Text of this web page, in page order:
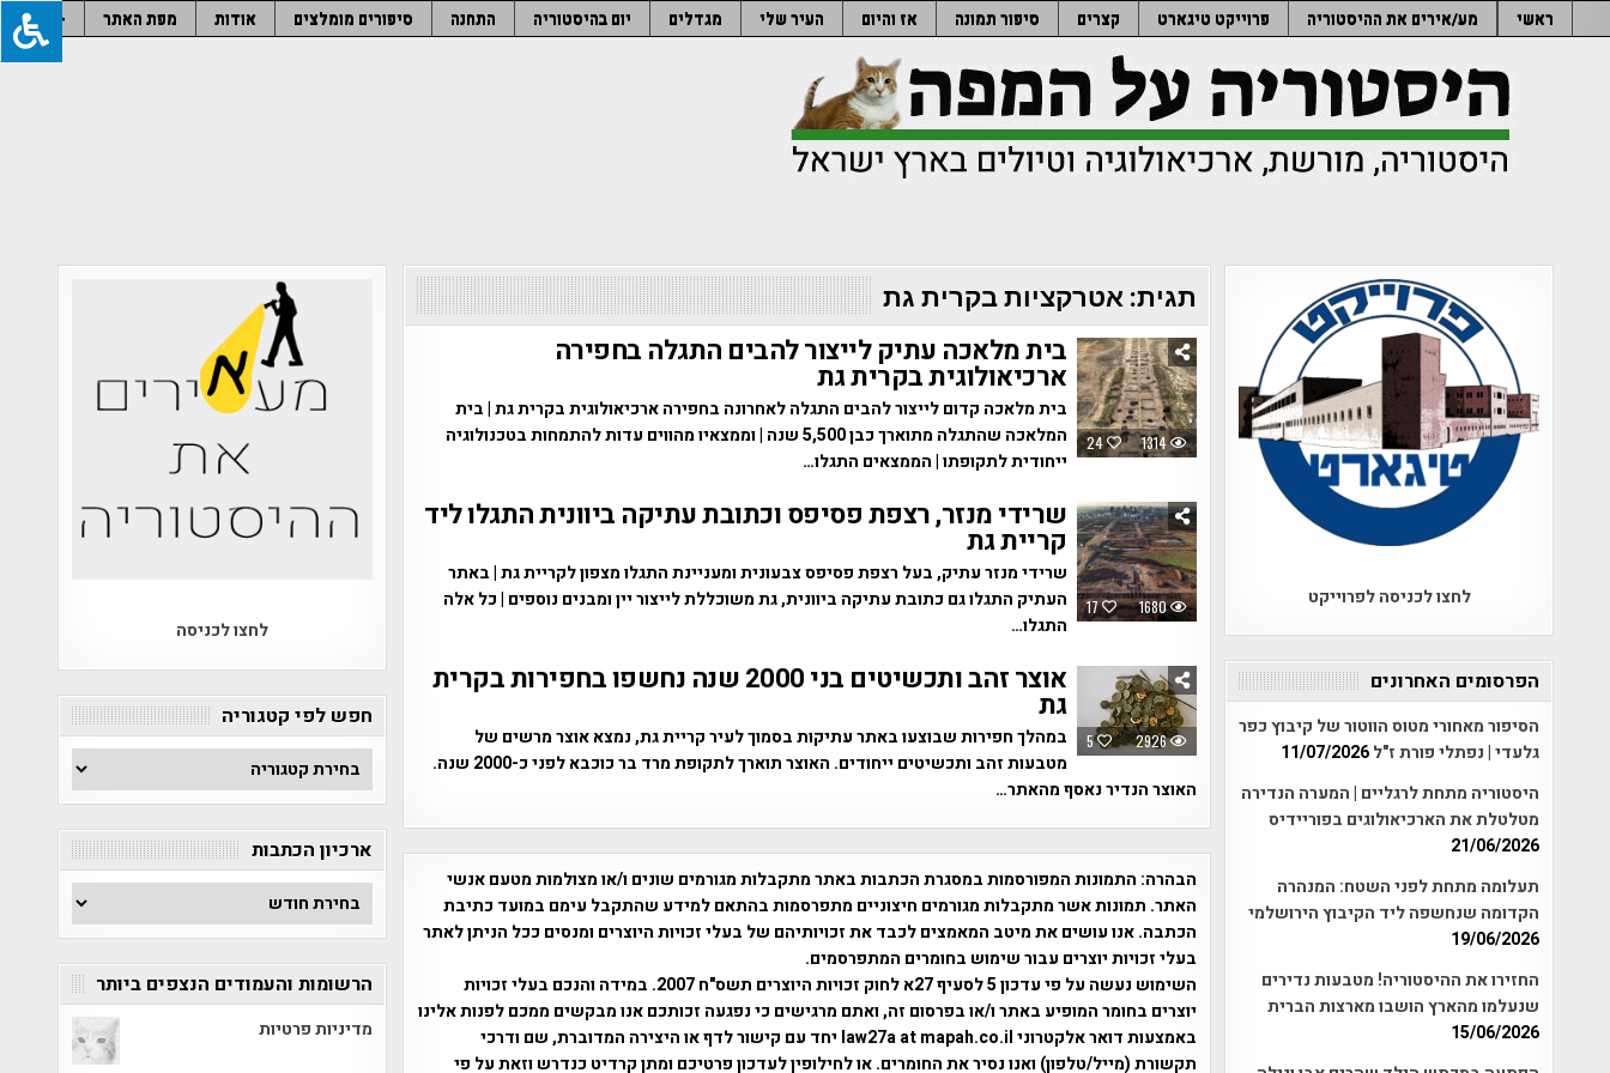
to
ראשי מע/אירים את ההיסטוריה פרוייקט טיגארט קצרים סיפור תמונה אז והיום העיר שלי מגדלים יום בהיסטוריה התחנה סיפורים מומלצים אודות מפת האתר –
תגית:אטרקציות בקרית גת
24 1314
בית מלאכה עתיק לייצור להבים התגלה בחפירה
ארכיאולוגית בקרית גת
בית מלאכה קדום לייצור להבים התגלה לאחרונה בחפירה ארכיאולוגית בקרית גת | בית
המלאכה שהתגלה מתוארך כבן 5,500 שנה | וממצאיו מהווים עדות להתמחות בטכנולוגיה
ייחודית לתקופתו | הממצאים התגלו…
17 1680
שרידי מנזר, רצפת פסיפס וכתובת עתיקה ביוונית התגלו ליד
קריית גת
שרידי מנזר עתיק, בעל רצפת פסיפס צבעונית ומעניינת התגלו מצפון לקריית גת | באתר
העתיק התגלו גם כתובת עתיקה ביוונית, גת משוכללת לייצור יין ומבנים נוספים | כל אלה
התגלו…
5 2926
אוצר זהב ותכשיטים בני 2000 שנה נחשפו בחפירות בקרית
גת
במהלך חפירות שבוצעו באתר עתיקות בסמוך לעיר קריית גת, נמצא אוצר מרשים של
מטבעות זהב ותכשיטים ייחודים. האוצר תוארך לתקופת מרד בר כוכבא לפני כ-2000 שנה.
האוצר הנדיר נאסף מהאתר…
הבהרה: התמונות המפורסמות במסגרת הכתבות באתר מתקבלות מגורמים שונים ו/או מצולמות מטעם אנשי
האתר. תמונות אשר מתקבלות מגורמים חיצוניים מתפרסמות בהתאם למידע שהתקבל עימם במועד כתיבת
הכתבה. אנו עושים את מיטב המאמצים לכבד את זכויותיהם של בעלי זכויות היוצרים ומנסים ככל הניתן לאתר
בעלי זכויות יוצרים עבור שימוש בחומרים המתפרסמים.
השימוש נעשה על פי עדכון 5 לסעיף 27א לחוק זכויות היוצרים תשס"ח 2007. במידה והנכם בעלי זכויות
יוצרים בחומר המופיע באתר ו/או בפרסום זה, ואתם מרגישים כי נפגעה זכותכם אנו מבקשים ממכם לפנות אלינו
באמצעות דואר אלקטרוני law27a at mapah.co.il יחד עם קישור לדף או היצירה המדוברת, שם ודרכי
תקשורת (מייל/טלפון) ואנו נסיר את החומרים. או לחילופין לעדכון פרטיכם ומתן קרדיט כנדרש וזאת על פי
לחצו לכניסה לפרוייקט
הפרסומים האחרונים
הסיפור מאחורי מטוס הווטור של קיבוץ כפר
גלעדי | נפתלי פורת ז"ל11/07/2026
היסטוריה מתחת לרגליים | המערה הנדירה
מטלטלת את הארכיאולוגים בפוריידיס
21/06/2026
תעלומה מתחת לפני השטח: המנהרה
הקדומה שנחשפה ליד הקיבוץ הירושלמי
19/06/2026
החזירו את ההיסטוריה! מטבעות נדירים
שנעלמו מהארץ הושבו מארצות הברית
15/06/2026
לחצו לכניסה
חפש לפי קטגוריה
חפש
לפי
קטגוריה
ארכיון הכתבות
ארכיון
הכתבות
הרשומות והעמודים הנצפים ביותר
מדיניות פרטיות